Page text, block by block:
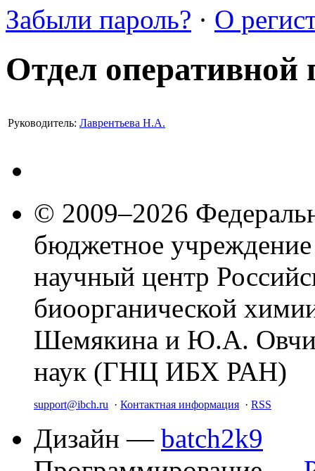
Забыли пароль? · О
Отдел оперативной
Руководитель: Лаврентьева Н.А.
© 2009–2026
бюджетное
научный центр
биоорганической
Шемякина и Ю.А.
наук (ГНЦ ИБХ РАН)
support@ibch.ru · Контактная информация · RSS
Дизайн — batch2k9